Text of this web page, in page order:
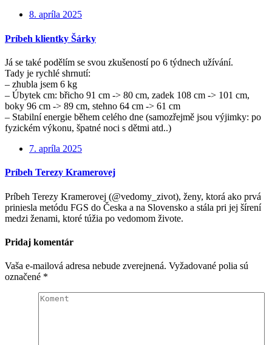
8. apríla 2025
Príbeh klientky Šárky
Já se také podělím se svou zkušeností po 6 týdnech užívání.
Tady je rychlé shrnutí:
– zhubla jsem 6 kg
– Úbytek cm: břicho 91 cm -> 80 cm, zadek 108 cm -> 101 cm,
boky 96 cm -> 89 cm, stehno 64 cm -> 61 cm
– Stabilní energie během celého dne (samozřejmě jsou výjimky: po
fyzickém výkonu, špatné noci s dětmi atd..)
7. apríla 2025
Príbeh Terezy Kramerovej
Príbeh Terezy Kramerovej (@vedomy_zivot), ženy, ktorá ako prvá
priniesla metódu FGS do Česka a na Slovensko a stála pri jej šírení
medzi ženami, ktoré túžia po vedomom živote.
Pridaj komentár
Vaša e-mailová adresa nebude zverejnená. Vyžadované polia sú
označené *